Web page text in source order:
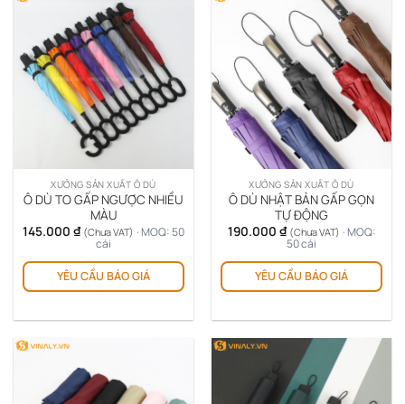
XƯỞNG SẢN XUẤT Ô DÙ
Ô DÙ TO GẤP NGƯỢC NHIỀU
MÀU
145.000 ₫ (Chưa VAT) · MOQ: 50
cái
YÊU CẦU BÁO GIÁ
XƯỞNG SẢN XUẤT Ô DÙ
Ô DÙ NHẬT BẢN GẤP GỌN
TỰ ĐỘNG
190.000 ₫ (Chưa VAT) · MOQ:
50 cái
YÊU CẦU BÁO GIÁ